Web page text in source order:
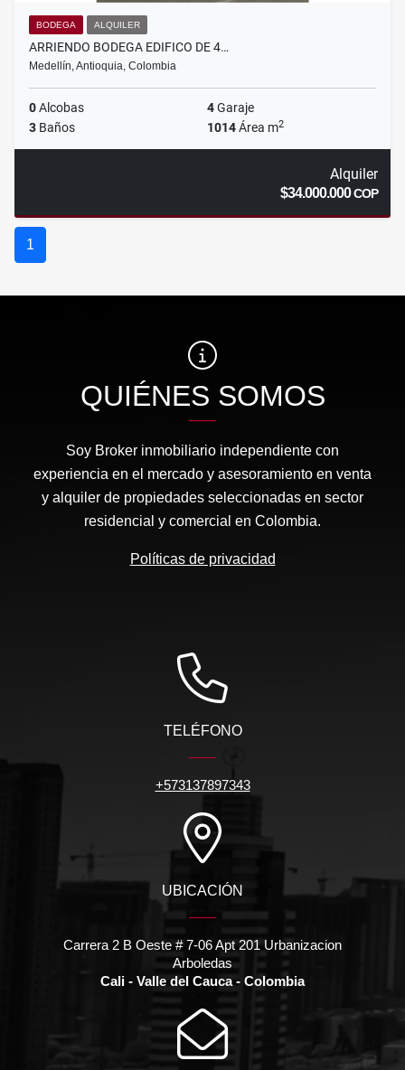
BODEGA ALQUILER
ARRIENDO BODEGA EDIFICO DE 4…
Medellín, Antioquia, Colombia
0Alcobas 4Garaje
3 Baños 1014Área m2
Alquiler
$34.000.000COP
1
QUIÉNES SOMOS
Soy Broker inmobiliario independiente con
experiencia en el mercado y asesoramiento en venta
y alquiler de propiedades seleccionadas en sector
residencial y comercial en Colombia.
Políticas de privacidad
TELÉFONO
+573137897343
UBICACIÓN
Carrera 2 B Oeste # 7-06 Apt 201 Urbanizacion
Arboledas
Cali - Valle del Cauca - Colombia